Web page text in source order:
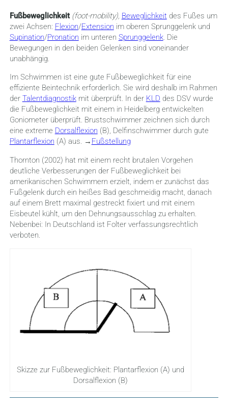
Fußbeweglichkeit (foot-mobility), Beweglichkeitdes Fußes um
zwei Achsen: Flexion/Extension im oberen Sprunggelenk und
Supination/Pronation im unteren Sprunggelenk. Die
Bewegungen in den beiden Gelenken sind voneinander
unabhängig.
Im Schwimmen ist eine gute Fußbeweglichkeit für eine
effiziente Beintechnik erforderlich. Sie wird deshalb im Rahmen
der Talentdiagnostikmit überprüft. In der KLD des DSV wurde
die Fußbeweglichkeit mit einem in Heidelberg entwickelten
Goniometer überprüft. Brustschwimmer zeichnen sich durch
eine extreme Dorsalflexion (B), Delfinschwimmer durch gute
Plantarflexion (A) aus. → Fußstellung
Thornton (2002) hat mit einem recht brutalen Vorgehen
deutliche Verbesserungen der Fußbeweglichkeit bei
amerikanischen Schwimmern erzielt, indem er zunächst das
Fußgelenk durch ein heißes Bad geschmeidig macht, danach
auf einem Brett maximal gestreckt fixiert und mit einem
Eisbeutel kühlt, um den Dehnungsausschlag zu erhalten.
Nebenbei: In Deutschland ist Folter verfassungsrechtlich
verboten.
Skizze zur Fußbeweglichkeit: Plantarflexion (A) und
Dorsalflexion (B)